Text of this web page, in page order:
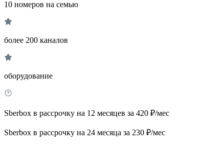
10 номеров на семью
более 200 каналов
оборудование
Sberbox в рассрочку на 12 месяцев за 420 ₽/мес
Sberbox в рассрочку на 24 месяца за 230 ₽/мес